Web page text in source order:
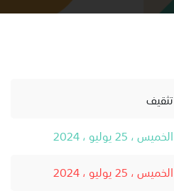
تثقيف
الخميس ، 25 يوليو ، 2024
الخميس ، 25 يوليو ، 2024